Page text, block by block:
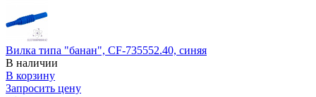
Вилка типа "банан", CF-735552.40, синяя
В наличии
В корзину
Запросить цену